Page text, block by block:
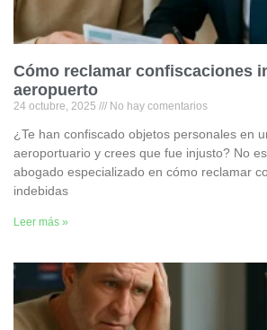
Cómo reclamar confiscaciones
aeropuerto
24 octubre, 2025 No hay comentarios
¿Te han confiscado objetos personales en
aeroportuario y crees que fue injusto? No
abogado especializado en cómo reclamar
indebidas
Leer más »